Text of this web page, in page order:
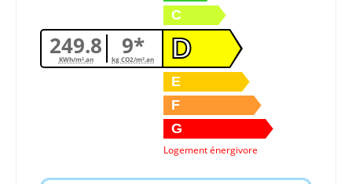
249.8
KWh/m².an 9*
kg CO2/m².an
C
D
E
F
G
Logement énergivore